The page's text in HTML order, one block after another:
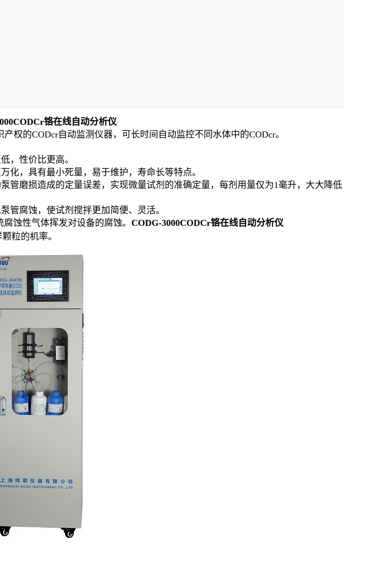
铬在线自动分析仪
权的CODcr自动监测仪器，可长时间自动监控不同水体中的CODcr。
，性价比更高。
化，具有最小死量，易于维护，寿命长等特点。
管磨损造成的定量误差，实现微量试剂的准确定量，每剂用量仅为1毫升，大大降低
管腐蚀，使试剂搅拌更加简便、灵活。
蚀性气体挥发对设备的腐蚀。 CODG-3000CODCr铬在线自动分析仪
粒的机率。